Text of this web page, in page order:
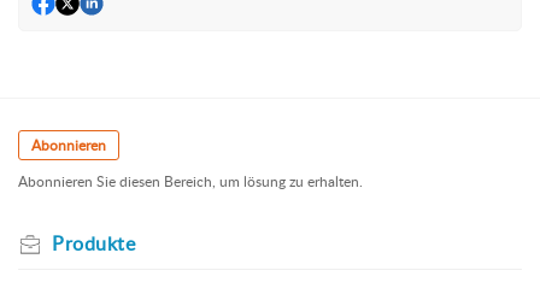
Abonnieren
Abonnieren Sie diesen Bereich, um lösung zu erhalten.
Produkte